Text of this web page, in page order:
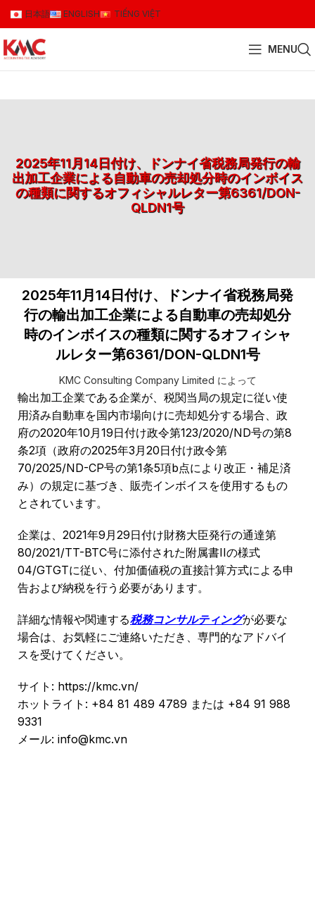
日本語 ENGLISH TIẾNG VIỆT
MENU
2025年11月14日付け、ドンナイ省税務局発行の輸
出加工企業による自動車の売却処分時のインボイス
の種類に関するオフィシャルレター第6361/DON-
QLDN1号
2025年11月14日付け、ドンナイ省税務局発
行の輸出加工企業による自動車の売却処分
時のインボイスの種類に関するオフィシャ
ルレター第6361/DON-QLDN1号
KMC Consulting Company Limited によって
輸出加工企業である企業が、税関当局の規定に従い使
用済み自動車を国内市場向けに売却処分する場合、政
府の2020年10月19日付け政令第123/2020/ND号の第8
条2項（政府の2025年3月20日付け政令第
70/2025/ND-CP号の第1条5項b点により改正・補足済
み）の規定に基づき、販売インボイスを使用するもの
とされています。
企業は、2021年9月29日付け財務大臣発行の通達第
80/2021/TT-BTC号に添付された附属書IIの様式
04/GTGTに従い、付加価値税の直接計算方式による申
告および納税を行う必要があります。
詳細な情報や関連する税務コンサルティングが必要な
場合は、お気軽にご連絡いただき、専門的なアドバイ
スを受けてください。
サイト: https://kmc.vn/
ホットライト: +84 81 489 4789 または +84 91 988
9331
メール: info@kmc.vn